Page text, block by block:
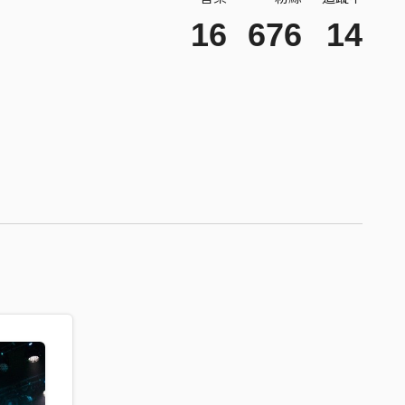
16 676 14